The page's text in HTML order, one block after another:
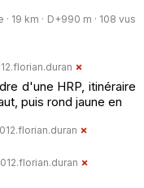
19 km · D+990 m · 108 vus
d'une HRP, itinéraire
puis rond jaune en